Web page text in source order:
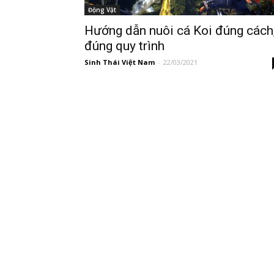
Động Vật
Hướng dẫn nuôi cá Koi đúng
đúng quy trình
Sinh Thái Việt Nam - 22/03/2021